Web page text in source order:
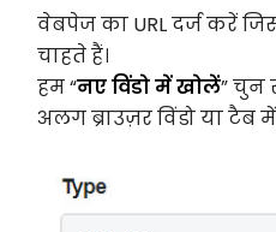
वेबपेज का URL दर्ज करें
चाहते हैं।
हम “नए विंडो में खोलें” चुन
अलग ब्राउज़र विंडो या टैब